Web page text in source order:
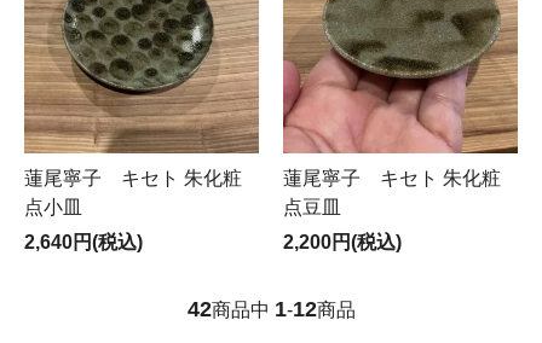
蓮尾寧子 キセト 朱化粧
点小皿
2,640円(税込)
蓮尾寧子 キセト 朱化粧
点豆皿
2,200円(税込)
42商品中 1-12商品